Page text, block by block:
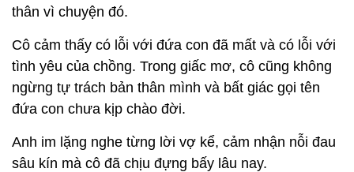
thân vì chuyện đó.
Cô cảm thấy có lỗi với đứa con đã mất và có lỗi với
tình yêu của chồng. Trong giấc mơ, cô cũng không
ngừng tự trách bản thân mình và bất giác gọi tên
đứa con chưa kịp chào đời.
Anh im lặng nghe từng lời vợ kể, cảm nhận nỗi đau
sâu kín mà cô đã chịu đựng bấy lâu nay.